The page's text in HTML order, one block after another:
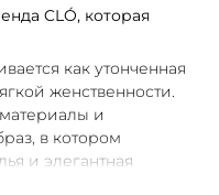
CLÓ, которая
как утонченная
женственности.
и
в котором
и элегантная